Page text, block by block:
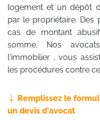
logement et un dépôt
par le propriétaire. Des
cas de montant
somme. Nos
l'immobilier , vous
les procédures contre
Remplissez le
un devis d'avocat